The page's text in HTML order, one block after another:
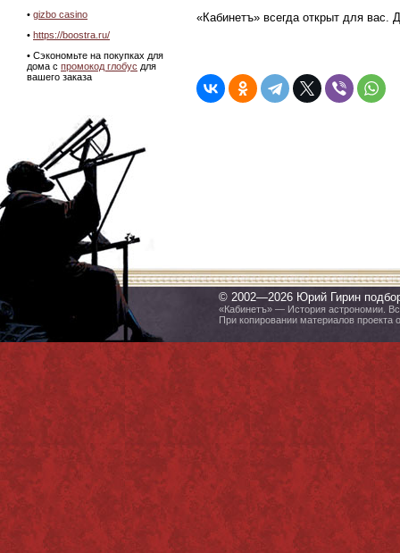
• gizbo casino
• https://boostra.ru/
• Сэкономьте на покупках для
дома с промокод глобус для
вашего заказа
«Кабинетъ» всегда открыт для вас.
© 2002—2026 Юрий Гирин
«Кабинетъ» — История астрономии.
При копировании материалов проекта